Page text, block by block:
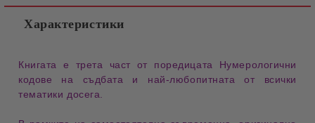
Характеристики
Книгата е трета част от поредицата Нумерологични
кодове на съдбата и най-любопитната от всички
тематики досега.